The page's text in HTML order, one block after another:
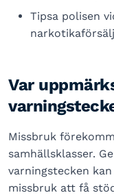
Tipsa polisen
Var
Missbruk
samhällsklasser.
varningstecken
missbruk att få